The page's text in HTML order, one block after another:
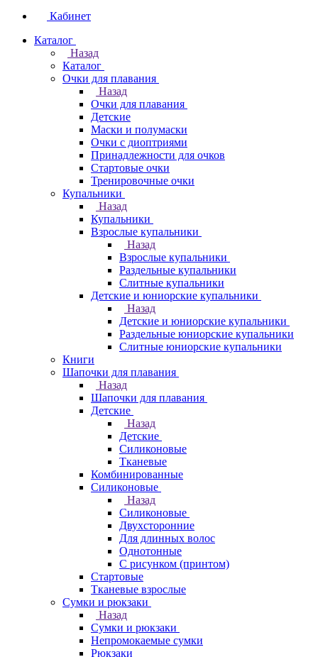
Кабинет
Каталог
Назад
Каталог
Очки для плавания
Назад
Очки для плавания
Детские
Маски и полумаски
Очки с диоптриями
Принадлежности для очков
Стартовые очки
Тренировочные очки
Купальники
Назад
Купальники
Взрослые купальники
Назад
Взрослые купальники
Раздельные купальники
Слитные купальники
Детские и юниорские купальники
Назад
Детские и юниорские купальники
Раздельные юниорские купальники
Слитные юниорские купальники
Книги
Шапочки для плавания
Назад
Шапочки для плавания
Детские
Назад
Детские
Силиконовые
Тканевые
Комбинированные
Силиконовые
Назад
Силиконовые
Двухсторонние
Для длинных волос
Однотонные
С рисунком (принтом)
Стартовые
Тканевые взрослые
Сумки и рюкзаки
Назад
Сумки и рюкзаки
Непромокаемые сумки
Рюкзаки